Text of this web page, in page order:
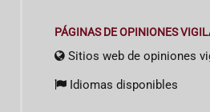
PÁGINAS DE OPINIONES
Sitios web de opiniones
Idiomas disponibles